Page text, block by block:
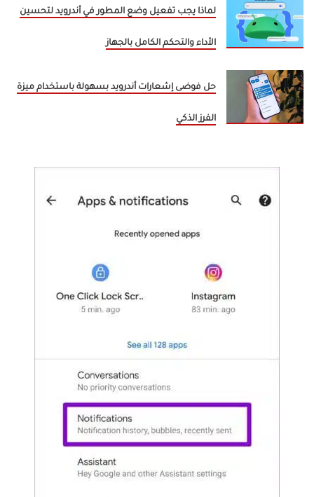
لماذا يجب تفعيل وضع المطور في أندرويد لتحسين
الأداء والتحكم الكامل بالجهاز
حل فوضى إشعارات أندرويد بسهولة باستخدام ميزة
الفرز الذكي